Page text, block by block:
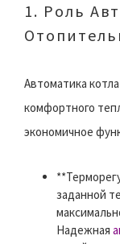
1. Роль
Автоматика
комфортного
экономичное
заданной
Надежная